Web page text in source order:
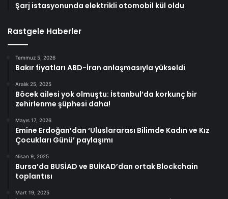
Şarj istasyonunda elektrikli otomobil kül oldu
Rastgele Haberler
Temmuz 5, 2026
Bakır fiyatları ABD-İran anlaşmasıyla yükseldi
Aralık 25, 2025
Böcek ailesi yok olmuştu: İstanbul’da korkunç bir
zehirlenme şüphesi daha!
Mayıs 17, 2026
Emine Erdoğan’dan ‘Uluslararası Bilimde Kadın ve Kız
Çocukları Günü’ paylaşımı
Nisan 9, 2025
Bursa’da BUSİAD ve BUİKAD’dan ortak Blockchain
toplantısı
Mart 19, 2025